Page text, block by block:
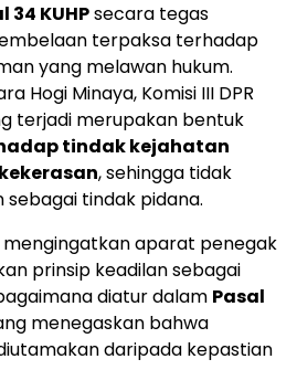
34 KUHPsecara tegas
terpaksa terhadap
yang melawan hukum.
Hogi Minaya, Komisi III DPR
terjadi merupakan bentuk
tindak kejahatan
, sehingga tidak
tindak pidana.
mengingatkan aparat penegak
prinsip keadilan sebagai
diatur dalam Pasal
menegaskan bahwa
daripada kepastian